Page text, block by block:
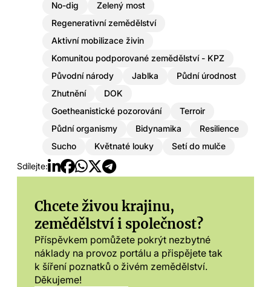
No-dig
Zelený most
Regenerativní zemědělství
Aktivní mobilizace živin
Komunitou podporované zemědělství - KPZ
Původní národy
Jablka
Půdní úrodnost
Zhutnění
DOK
Goetheanistické pozorování
Terroir
Půdní organismy
Bidynamika
Resilience
Sucho
Květnaté louky Setí do mulče
Sdílejte:
Chcete živou krajinu,
zemědělství i společnost?
Příspěvkem pomůžete pokrýt nezbytné
náklady na provoz portálu a přispějete tak
k šíření poznatků o živém zemědělství.
Děkujeme!